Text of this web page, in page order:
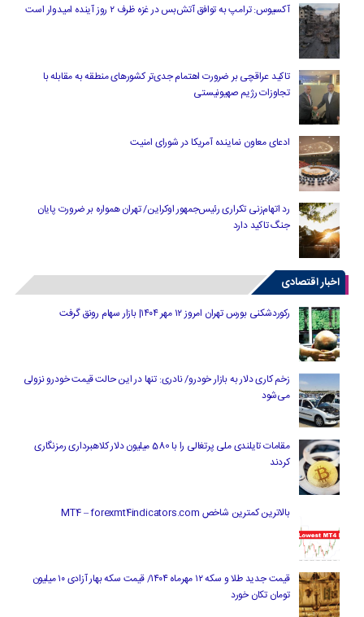
آکسیوس: ترامپ به توافق آتش‌بس در غزه ظرف ۲ روز آینده امیدوار است
تاکید عراقچی بر ضرورت اهتمام جدی‌تر کشورهای منطقه به مقابله با
تجاوزات رژیم صهیونیستی
ادعای معاون نماینده آمریکا در شورای امنیت
رد اتهام‌زنی تکراری رئیس‌جمهور اوکراین/ تهران همواره بر ضرورت پایان
جنگ تاکید دارد
اخبار اقتصادی
رکوردشکنی بورس تهران امروز ۱۲ مهر ۱۴۰۴| بازار سهام رونق گرفت
زخم کاری دلار به بازار خودرو/ نادری: تنها در این حالت قیمت خودرو نزولی
می‌شود
مقامات تایلندی ملی پرتغالی را با 580 میلیون دلار کلاهبرداری رمزنگاری
کردند
بالاترین کمترین شاخص MT4 – forexmt4indicators.com
قیمت جدید طلا و سکه ۱۲ مهرماه ۱۴۰۴/ قیمت سکه بهار آزادی ۱۰ میلیون
تومان تکان خورد